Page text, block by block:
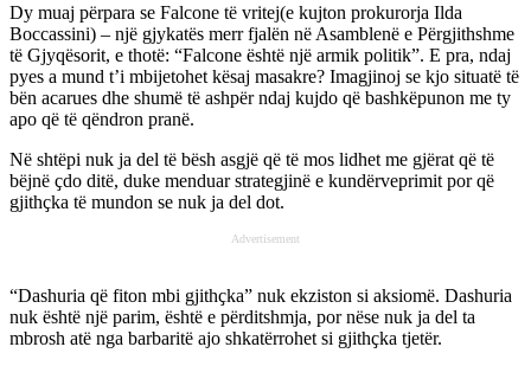
Dy muaj përpara se Falcone të vritej(e kujton prokurorja Ilda
Boccassini) – një gjykatës merr fjalën në Asamblenë e Përgjithshme
të Gjyqësorit, e thotë: “Falcone është një armik politik”. E pra, ndaj
pyes a mund t’i mbijetohet kësaj masakre? Imagjinoj se kjo situatë të
bën acarues dhe shumë të ashpër ndaj kujdo që bashkëpunon me ty
apo që të qëndron pranë.
Në shtëpi nuk ja del të bësh asgjë që të mos lidhet me gjërat që të
bëjnë ҫdo ditë, duke menduar strategjinë e kundërveprimit por që
gjithҫka të mundon se nuk ja del dot.
Advertisement
“Dashuria që fiton mbi gjithҫka” nuk ekziston si aksiomë. Dashuria
nuk është një parim, është e përditshmja, por nëse nuk ja del ta
mbrosh atë nga barbaritë ajo shkatërrohet si gjithҫka tjetër.